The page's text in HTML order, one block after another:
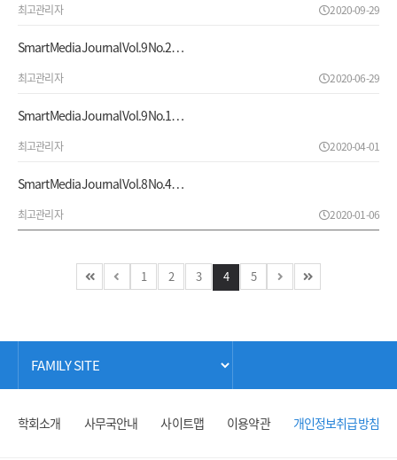
최고관리자 2020-09-29
Smart Media Journal Vol.9 No.2…
최고관리자 2020-06-29
Smart Media Journal Vol.9 No.1…
최고관리자 2020-04-01
Smart Media Journal Vol.8 No.4…
최고관리자 2020-01-06
1 2 3 4 5
학회소개 사무국안내 사이트맵 이용약관 개인정보취급방침